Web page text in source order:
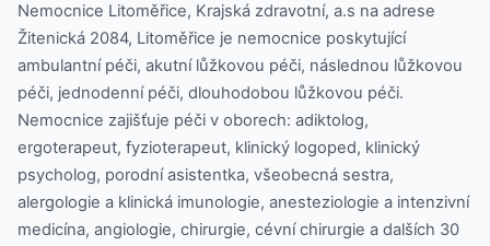
Nemocnice Litoměřice, Krajská zdravotní, a.s na adrese
Žitenická 2084, Litoměřice je nemocnice poskytující
ambulantní péči, akutní lůžkovou péči, následnou lůžkovou
péči, jednodenní péči, dlouhodobou lůžkovou péči.
Nemocnice zajišťuje péči v oborech: adiktolog,
ergoterapeut, fyzioterapeut, klinický logoped, klinický
psycholog, porodní asistentka, všeobecná sestra,
alergologie a klinická imunologie, anesteziologie a intenzivní
medicína, angiologie, chirurgie, cévní chirurgie a dalších 30